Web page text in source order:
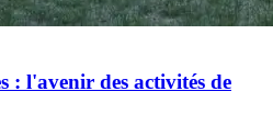
: l'avenir des activités de